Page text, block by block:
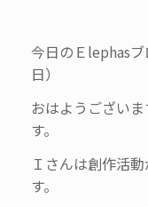
今日のＥlephas
日）
おはようござい
す。
Ｉさんは創作活
す。